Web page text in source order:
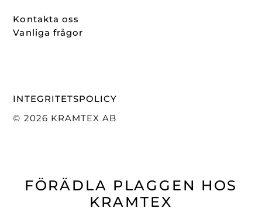
Kontakta oss
Vanliga frågor
INTEGRITETSPOLICY
© 2026 KRAMTEX AB
FÖRÄDLA PLAGGEN HOS
KRAMTEX